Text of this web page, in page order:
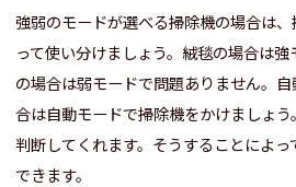
強弱のモードが選べる掃除機の場合は
って使い分けましょう。絨毯の場合は
の場合は弱モードで問題ありません。
合は自動モードで掃除機をかけましょ
判断してくれます。そうすることによ
できます。